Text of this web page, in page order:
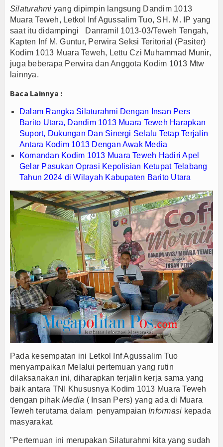
Nurhadi Anggota Komisi IX DPR RI Getol Kritisi
Persib Gagal Juara, Ateng Sutisna Ajak Bobotoh
Bupati Majalengka Ajak Ribuan Bobotoh Doakan
Silaturahmi yang dipimpin langsung Dandim 1013
Muara Teweh, Letkol Inf Agussalim Tuo, SH. M. IP yang
saat itu didampingi Danramil 1013-03/Teweh Tengah,
Kapten Inf M. Guntur, Perwira Seksi Teritorial (Pasiter)
Kodim 1013 Muara Teweh, Lettu Czi Muhammad Munir,
juga beberapa Perwira dan Anggota Kodim 1013 Mtw
lainnya.
Baca Lainnya :
Dalam Rangka Silaturahmi Dengan Insan Pers
Barito Utara, Dandim 1013 Muara Teweh Harapkan
Suport, Dukungan Dan Sinergi Selalu Tetap Terjalin
Antara Kodim 1013 Dengan Awak Media
Komandan Kodim 1013 Muara Teweh Hadiri Apel
Gelar Pasukan Oprasi Kepolisian Ketupat Telabang
Tahun 2024 di Wilayah Kabupaten Barito Utara
Pada kesempatan ini Letkol Inf Agussalim Tuo
menyampaikan Melalui pertemuan yang rutin
dilaksanakan ini, diharapkan terjalin kerja sama yang
baik antara TNI Khususnya Kodim 1013 Muara Teweh
dengan pihakMedia ( Insan Pers) yang ada di Muara
Teweh terutama dalam penyampaian Informasi kepada
masyarakat.
"Pertemuan ini merupakan Silaturahmi kita yang sudah